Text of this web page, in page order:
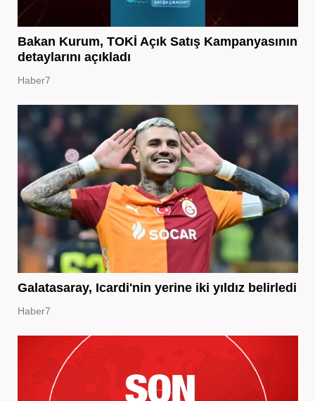
Bakan Kurum, TOKİ Açık Satış Kampanyasının
detaylarını açıkladı
Haber7
Galatasaray, Icardi'nin yerine iki yıldız belirledi
Haber7